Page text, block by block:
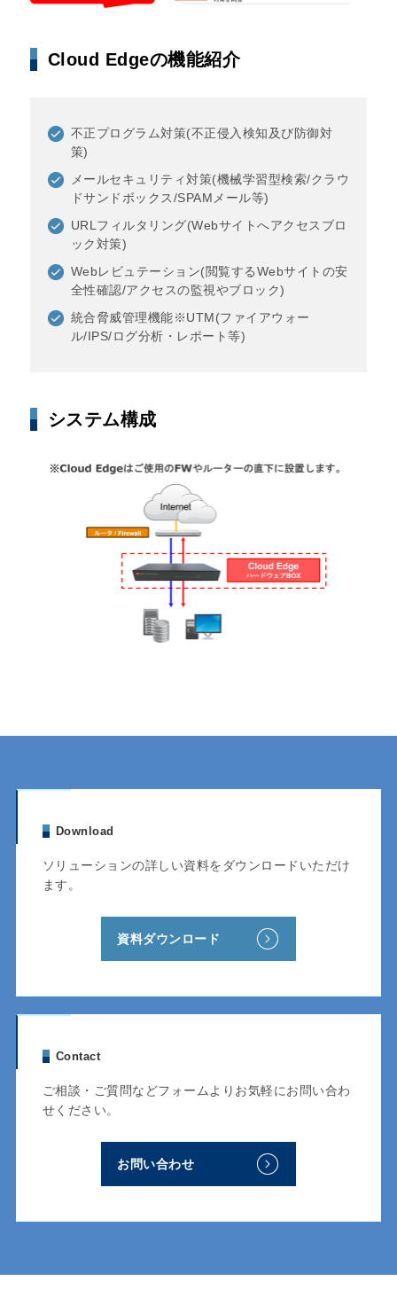
Cloud Edgeの機能紹介
不正プログラム対策(不正侵入検知及び防御対
策)
メールセキュリティ対策(機械学習型検索/クラウ
ドサンドボックス/SPAMメール等)
URLフィルタリング(Webサイトへアクセスブロ
ック対策)
Webレビュテーション(閲覧するWebサイトの安
全性確認/アクセスの監視やブロック)
統合脅威管理機能※UTM(ファイアウォー
ル/IPS/ログ分析・レポート等)
システム構成
Download
ソリューションの詳しい資料をダウンロードいただけ
ます。
資料ダウンロード
Contact
ご相談・ご質問などフォームよりお気軽にお問い合わ
せください。
お問い合わせ